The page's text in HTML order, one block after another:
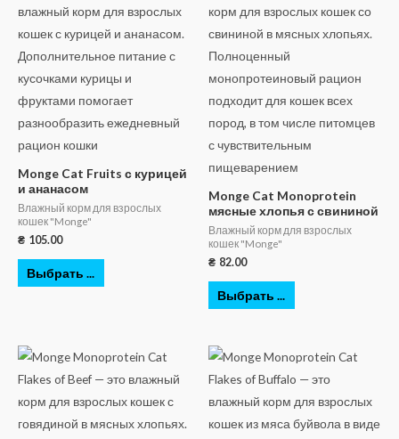
Monge Cat Fruits с курицей
и ананасом
Влажный корм для взрослых
кошек "Monge"
₴ 105.00
Выбрать ...
Monge Cat Monoprotein
мясные хлопья с свининой
Влажный корм для взрослых
кошек "Monge"
₴ 82.00
Выбрать ...